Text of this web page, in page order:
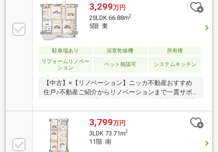
3,299万円
2SLDK 66.88m2
5階 東
駐車場あり 浴室乾燥機
所有権
リフォームリノベー
ション
ペット相談可 システムキッチン
【中古】×【リノベーション】ニッカ不動産おすすめ
住戸♪不動産ご紹介からリノベーションまで一貫サポ
売主ですので、直接お問合せでお得に購入可能です！
／▼お電話でのご予約、ご質問・お問合せはこちらま
で▼TEL：0120-15-7549【通話無料】◎空家につき即
日のご案内も可能◎気になる他物件とまとめてのご案
内も可能お気兼ねなくお問合せくださいませ。住宅ロ
3,799万円
3LDK 73.71m2
11階 南